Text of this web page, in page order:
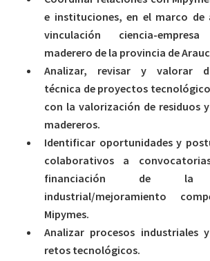
e instituciones, en el marco de
vinculación ciencia-
maderero de la provincia de
Analizar, revisar y valorar
técnica de proyectos
con la valorización de residuos
madereros.
Identificar oportunidades y
colaborativos a
financiación de la
industrial/mejoramiento
Mipymes.
Analizar procesos industriales
retos tecnológicos.